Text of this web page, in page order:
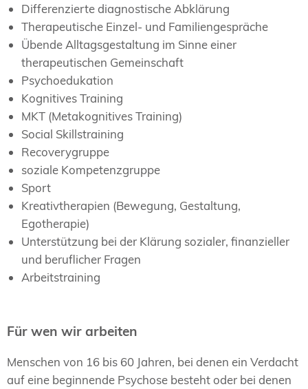
Differenzierte diagnostische Abklärung
Therapeutische Einzel- und Familiengespräche
Übende Alltagsgestaltung im Sinne einer
therapeutischen Gemeinschaft
Psychoedukation
Kognitives Training
MKT (Metakognitives Training)
Social Skillstraining
Recoverygruppe
soziale Kompetenzgruppe
Sport
Kreativtherapien (Bewegung, Gestaltung,
Egotherapie)
Unterstützung bei der Klärung sozialer, finanzieller
und beruflicher Fragen
Arbeitstraining
Für wen wir arbeiten
Menschen von 16 bis 60 Jahren, bei denen ein Verdacht
auf eine beginnende Psychose besteht oder bei denen